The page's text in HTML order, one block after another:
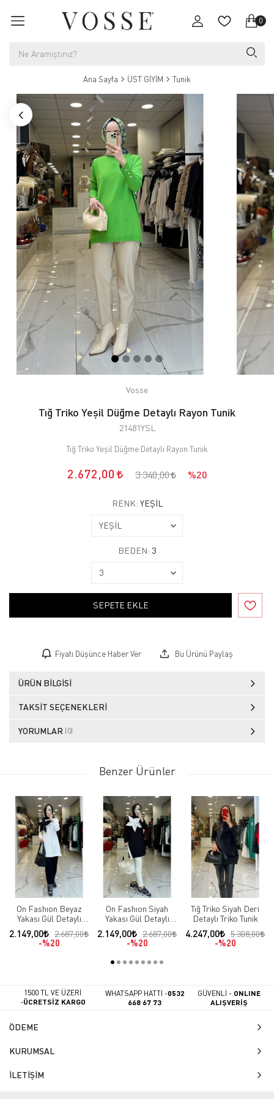
0
Ana Sayfa ÜST GİYİM Tunik
Vosse
Tığ Triko Yeşil Düğme Detaylı Rayon Tunik
21481YSL
Tığ Triko Yeşil Düğme Detaylı Rayon Tunik
2.672,00 3.340,00 %20
RENK: YEŞİL
BEDEN: 3
SEPETE EKLE
Fiyatı Düşünce Haber Ver Bu Ürünü Paylaş
ÜRÜN BILGISI
TAKSIT SEÇENEKLERI
YORUMLAR (0)
Benzer Ürünler
On Fashıon Beyaz
Yakası Gül Detaylı
Tunik
2.149,00
2.687,00
%20
On Fashıon Siyah
Yakası Gül Detaylı
Tunik
2.149,00
2.687,00
%20
Tığ Triko Siyah Deri
Detaylı Triko Tunik
4.247,00
5.308,00
%20
1500 TL VE ÜZERİ
-ÜCRETSİZ KARGO
WHATSAPP HATTI -0532
668 67 73
GÜVENLİ - ONLINE
ALIŞVERİŞ
ÖDEME
KURUMSAL
İLETİŞİM